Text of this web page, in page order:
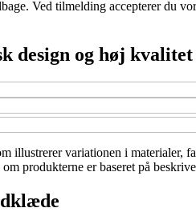
Ved tilmelding accepterer du
design og høj kvalitet
variationen i materialer,
produkterne er baseret på